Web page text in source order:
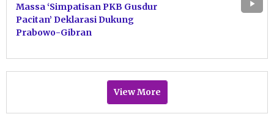
Massa ‘Simpatisan PKB Gusdur
Pacitan’ Deklarasi Dukung
Prabowo-Gibran
View More